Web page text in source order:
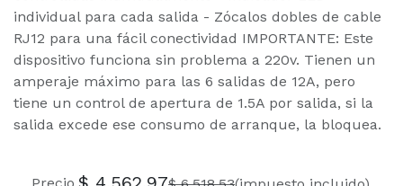
individual para cada salida - Zócalos dobles de cable
RJ12 para una fácil conectividad IMPORTANTE: Este
dispositivo funciona sin problema a 220v. Tienen un
amperaje máximo para las 6 salidas de 12A, pero
tiene un control de apertura de 1.5A por salida, si la
salida excede ese consumo de arranque, la bloquea.